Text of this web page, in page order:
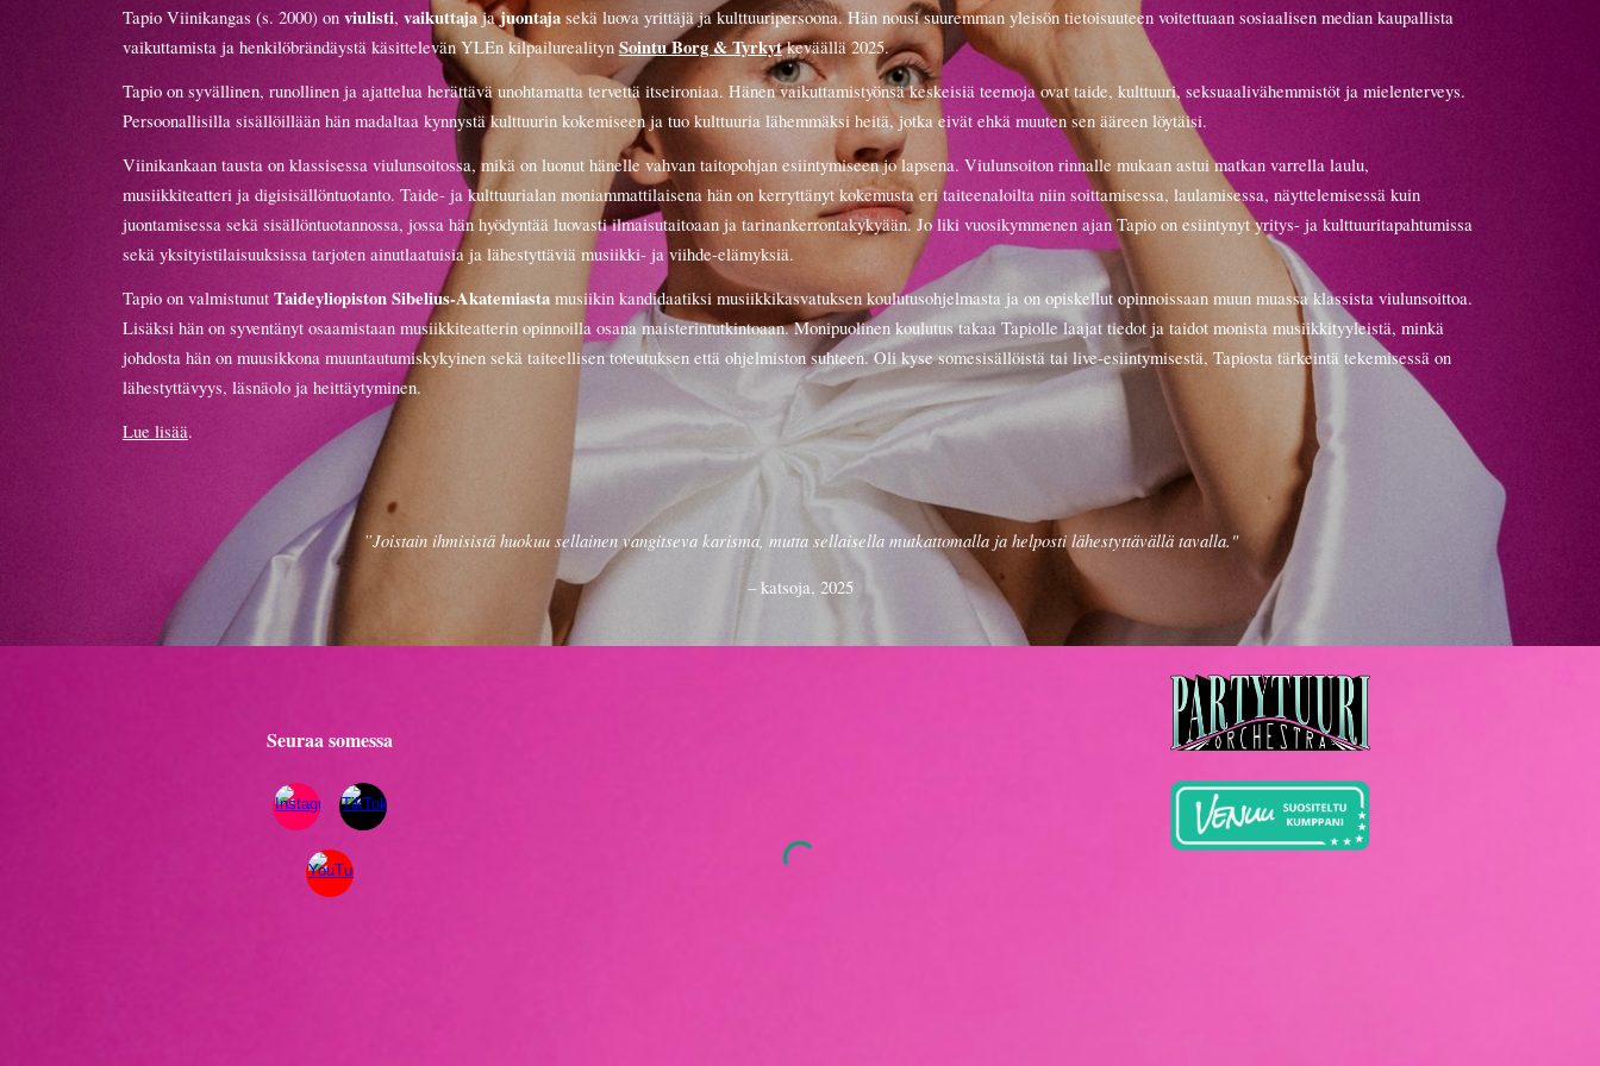
Tapio Viinikangas (s. 2000) on viulisti, vaikuttajajajuontajasekä luova yrittäjä ja kulttuuripersoona. Hän nousi suuremman yleisön tietoisuuteen voitettuaan sosiaalisen median kaupallista
vaikuttamista ja henkilöbrändäystä käsittelevän YLEn kilpailurealityn Sointu Borg & Tyrkytkeväällä 2025.
Tapio on syvällinen, runollinen ja ajattelua herättävä unohtamatta tervettä itseironiaa. Hänenvaikuttamistyönsäkeskeisiä teemoja ovat taide, kulttuuri, seksuaalivähemmistöt ja mielenterveys.
Persoonallisilla sisällöillään hän madaltaa kynnystä kulttuurin kokemiseen ja tuo kulttuuria lähemmäksi heitä, jotka eivät ehkä muuten sen ääreen löytäisi.
Viinikankaan tausta on klassisessa viulunsoitossa, mikä on luonut hänelle vahvan taitopohjan esiintymiseen jo lapsena. Viulunsoiton rinnalle mukaan astuimatkan varrella laulu,
musiikkiteatteri ja digisisällöntuotanto. Taide- ja kulttuurialan moniammattilaisenahän on kerryttänytkokemusta eri taiteenaloiltaniin soittamisessa, laulamisessa, näyttelemisessä kuin
juontamisessa sekä sisällöntuotannossa, jossa hän hyödyntää luovasti ilmaisutaitoaan ja tarinankerrontakykyään. Jo liki vuosikymmenen ajan Tapio on esiintynyt yritys- ja kulttuuritapahtumissa
sekä yksityistilaisuuksissa tarjoten ainutlaatuisia ja lähestyttäviä musiikki- ja viihde-elämyksiä.
Tapio on valmistunut Taideyliopiston Sibelius-Akatemiastamusiikin kandidaatiksi musiikkikasvatuksen koulutusohjelmasta ja onopiskellut opinnoissaan muun muassa klassista viulunsoittoa.
Lisäksi hän on syventänyt osaamistaan musiikkiteatterin opinnoilla osana maisterintutkintoaan. Monipuolinen koulutus takaa Tapiolle laajat tiedot ja taidot monista musiikkityyleistä, minkä
johdosta hän on muusikkona muuntautumiskykyinen sekä taiteellisen toteutuksen että ohjelmiston suhteen. Oli kyse somesisällöistätai live-esiintymisestä, Tapiosta tärkeintä tekemisessä on
lähestyttävyys, läsnäolo ja heittäytyminen.
Lue lisää.
”Joistain ihmisistä huokuu sellainen vangitseva karisma, mutta sellaisella mutkattomalla ja helposti lähestyttävällä tavalla."
– katsoja, 2025
Seuraa somessa